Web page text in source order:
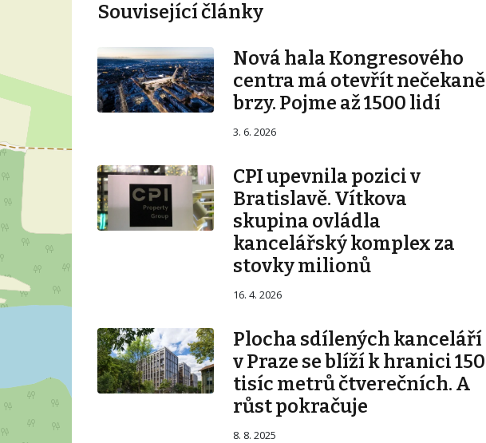
Související články
Nová hala Kongresového
centra má otevřít nečekaně
brzy. Pojme až 1500 lidí
3. 6. 2026
CPI upevnila pozici v
Bratislavě. Vítkova
skupina ovládla
kancelářský komplex za
stovky milionů
16. 4. 2026
Plocha sdílených kanceláří
v Praze se blíží k hranici 150
tisíc metrů čtverečních. A
růst pokračuje
8. 8. 2025